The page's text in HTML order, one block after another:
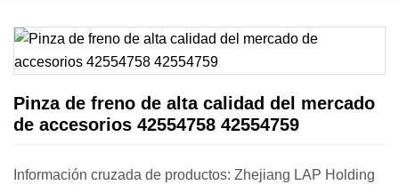
Pinza de freno de alta calidad del mercado
de accesorios 42554758 42554759
Información cruzada de productos: Zhejiang LAP Holding